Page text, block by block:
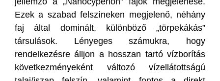
Ezek a szabad felszíneken megjelenő, néhány
faj által dominált, különböző „törpekákás”
társulások. Lényeges számukra, hogy
rendelkezésre álljon a hosszan tartó vízborítás
következményeként változó vízellátottságú